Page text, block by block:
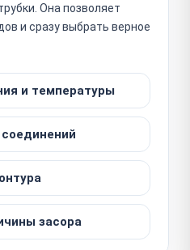
Она позволяет
и сразу выбрать верное
и температуры
засора